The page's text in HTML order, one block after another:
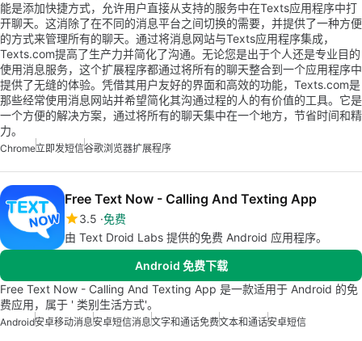
能是添加快捷方式，允许用户直接从支持的服务中在Texts应用程序中打
开聊天。这消除了在不同的消息平台之间切换的需要，并提供了一种方便
的方式来管理所有的聊天。通过将消息网站与Texts应用程序集成，
Texts.com提高了生产力并简化了沟通。无论您是出于个人还是专业目的
使用消息服务，这个扩展程序都通过将所有的聊天整合到一个应用程序中
提供了无缝的体验。凭借其用户友好的界面和高效的功能，Texts.com是
那些经常使用消息网站并希望简化其沟通过程的人的有价值的工具。它是
一个方便的解决方案，通过将所有的聊天集中在一个地方，节省时间和精
力。
Chrome立即发短信谷歌浏览器扩展程序
Free Text Now - Calling And Texting App
3.5 免费
由 Text Droid Labs 提供的免费 Android 应用程序。
Android 免费下载
Free Text Now - Calling And Texting App 是一款适用于 Android 的免
费应用，属于 ' 类别生活方式'。
Android安卓移动消息安卓短信消息文字和通话免费文本和通话安卓短信